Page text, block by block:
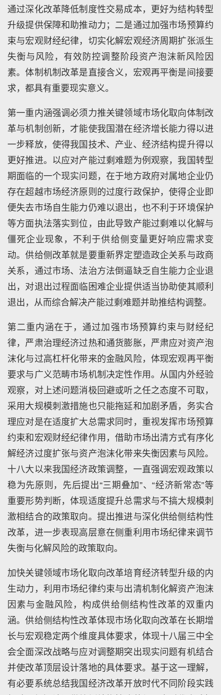
通过深化改革降低制度性交易成本，更好为结构转型
升级提供保障和助推动力；二是通过加强市场预算约
束与宏观财经纪律，切实化解宏观经济周期扩张派生
失衡与风险，有效防控调整阶段资产泡沫新风险因
素。体制机制改革是直接含义，宏观再平衡是间接要
求，都具有重要现实意义。
第一重内涵强调必须力推关键领域市场化取向体制改
革与机制创新，才能使我国潜在经济增长能力得以进
一步释放，使得我国技术、产业、经济结构提升得以
更好推进。以应对产能过剩难题为例观察，我国转型
期面临的一个现实问题，在于地方政府对属地企业仍
存在超越市场经济原则的过度行政保护，使得企业即
便失去市场自生能力仍难以退出，也不利于环境保护
等方面执法落实到位，由此导致产能过剩难以化解与
僵死企业现象，不利于供给侧变量更好响应需求变
动。供给侧改革就是要重新界定塑造政企关系与政商
关系，通过市场、法治方法倒逼缺乏自生能力企业退
出，对退出过程面临困难企业提供适当协助使其顺利
退出，从而综合解决产能过剩难题并助推结构调整。
第二重内涵在于，通过加强市场预算约束与财经纪
律，严肃治理经济过热和通货膨胀，严肃应对资产泡
沫化与过高杠杆化带来的金融风险，体现宏观再平衡
要求与广义范畴市场机制决定性作用。从国内外经验
观察，对上述问题消极回避或听之任之态度不可取，
采用大规模刺激措施也只能拖延和加剧矛盾，务实合
理应对是在适度扩大总需求同时，重视发挥市场预算
约束和宏观财经纪律作用，借助市场出清方式有序化
解经济过度扩张与资产泡沫化带来失衡因素与风险。
十八大以来我国经济政策调整，一直强调宏观政策以
稳为先原则，先后提出“三期叠加”、“经济新常态”等
重要形势判断，体现适度提升总需求与不搞大规模刺
激相结合的政策取向。提出推进与深化供给侧结构性
改革，进一步表现高层意在侧重利用市场纪律来调节
失衡与化解风险的政策取向。
加快关键领域市场化取向改革培育经济转型升级的内
生动力，利用市场纪律约束与出清机制化解资产泡沫
因素与金融风险，构成供给侧结构性改革的双重内
涵。供给侧结构性改革体现市场化取向改革在长期增
长与宏观稳定两个维度具体要求，体现十八届三中全
会全面深改战略与应对调整期突出现实问题有机结合
并使改革顶层设计落地的具体要求。基于这一理解，
有必要系统总结我国经济改革开放时代不同阶段实践